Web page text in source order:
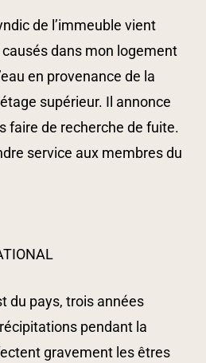
de l’immeuble vient
dans mon logement
en provenance de la
supérieur. Il annonce
faire de recherche de fuite.
service aux membres du
du pays, trois années
pendant la
gravement les êtres